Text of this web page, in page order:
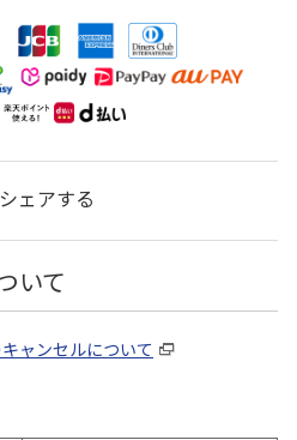
シェアする
いて
ャンセルについて